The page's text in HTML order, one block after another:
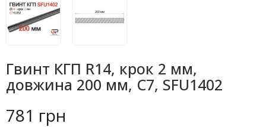
Гвинт КГП R14, крок 2 мм,
довжина 200 мм, C7, SFU1402
781 грн